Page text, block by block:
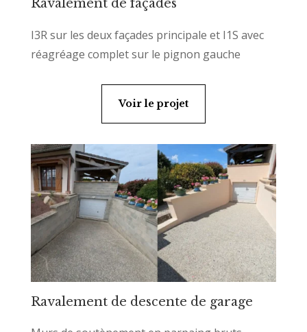
Ravalement de façades
I3R sur les deux façades principale et I1S avec
réagréage complet sur le pignon gauche
Voir le projet
Ravalement de descente de garage